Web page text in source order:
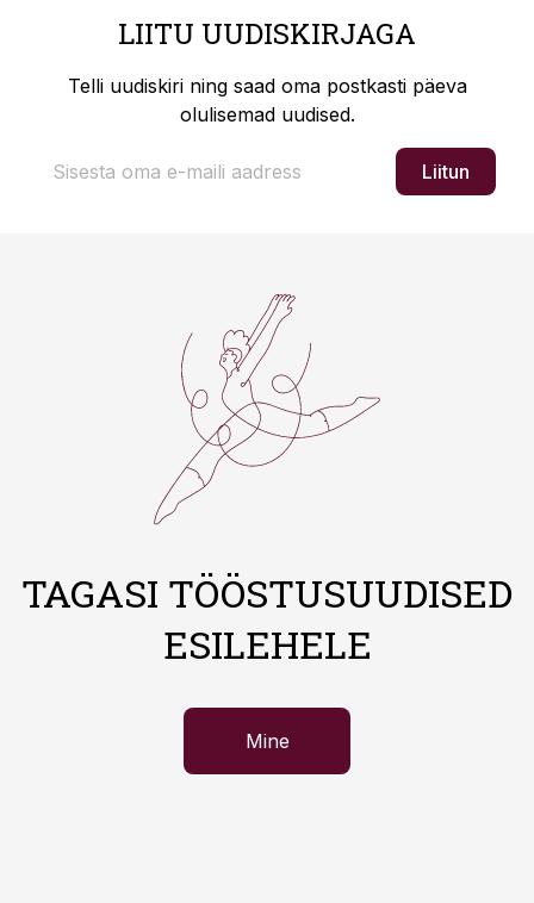
LIITU UUDISKIRJAGA
Telli uudiskiri ning saad oma postkasti päeva
olulisemad uudised.
Liitun
TAGASI TÖÖSTUSUUDISED
ESILEHELE
Mine